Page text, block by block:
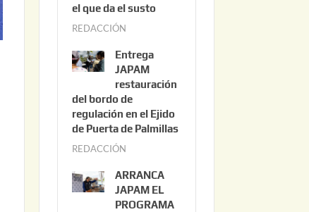
el que da el susto
REDACCIÓN
o
s
t
o
3
2
0
2
Entrega
JAPAM
restauración
del bordo de
regulación en el Ejido
de Puerta de Palmillas
REDACCIÓN
l
i
ARRANCA
JAPAM EL
PROGRAMA